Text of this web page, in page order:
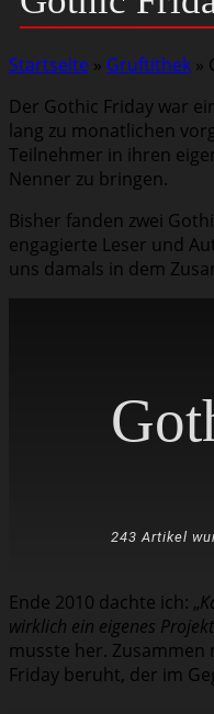
Startseite » Gruftithek »
Der Gothic Friday war
lang zu monatlichen
Teilnehmer in ihren
Nenner zu bringen.
Bisher fanden zwei
engagierte Leser und
uns damals in dem
243 Artikel
Zu den
Ende 2010 dachte ich: „
wirklich ein eigenes
musste her. Zusammen
Friday beruht, der im